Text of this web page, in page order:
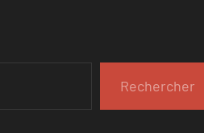
Rechercher